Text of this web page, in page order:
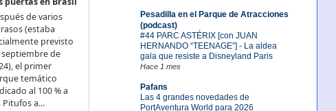
Pesadilla en el Parque de Atracciones
(podcast)
#44 PARC ASTÉRIX [con JUAN
HERNANDO “TEENAGE”] - La aldea
gala que resiste a Disneyland Paris
Hace 1 mes
Pafans
Las 4 grandes novedades de
PortAventura World para 2026